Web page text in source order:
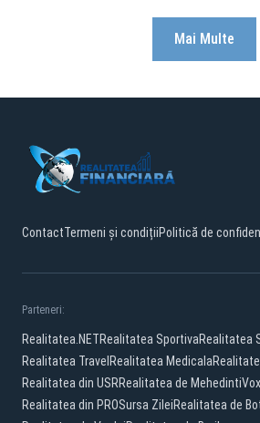
Mai Multe
ContactTermeni și condițiiPolitică de
Parteneri:
Realitatea.NETRealitatea SportivaRealitatea
Realitatea Travel Realitatea Medicala
Realitatea din USRRealitatea de Mehedinti
Realitatea din PROSursa ZileiRealitatea de